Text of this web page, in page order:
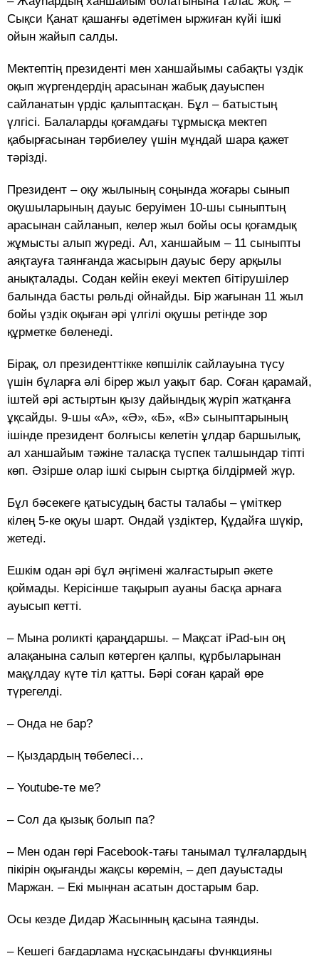
Сықси Қанат қашанғы әдетімен ыржиған күйі ішкі
ойын жайып салды.
Мектептің президенті мен ханшайымы сабақты үздік
оқып жүргендердің арасынан жабық дауыспен
сайланатын үрдіс қалыптасқан. Бұл – батыстың
үлгісі. Балаларды қоғамдағы тұрмысқа мектеп
қабырғасынан тәрбиелеу үшін мұндай шара қажет
тәрізді.
Президент – оқу жылының соңында жоғары сынып
оқушыларының дауыс беруімен 10-шы сыныптың
арасынан сайланып, келер жыл бойы осы қоғамдық
жұмысты алып жүреді. Ал, ханшайым – 11 сыныпты
аяқтауға таянғанда жасырын дауыс беру арқылы
анықталады. Содан кейін екеуі мектеп бітірушілер
балында басты рөльді ойнайды. Бір жағынан 11 жыл
бойы үздік оқыған әрі үлгілі оқушы ретінде зор
құрметке бөленеді.
Бірақ, ол президенттікке көпшілік сайлауына түсу
үшін бұларға әлі бірер жыл уақыт бар. Соған қарамай,
іштей әрі астыртын қызу дайындық жүріп жатқанға
ұқсайды. 9-шы «А», «Ә», «Б», «В» сыныптарының
ішінде президент болғысы келетін ұлдар баршылық,
ал ханшайым тәжіне таласқа түспек талшындар тіпті
көп. Әзірше олар ішкі сырын сыртқа білдірмей жүр.
Бұл бәсекеге қатысудың басты талабы – үміткер
кілең 5-ке оқуы шарт. Ондай үздіктер, Құдайға шүкір,
жетеді.
Ешкім одан әрі бұл әңгімені жалғастырып әкете
қоймады. Керісінше тақырып ауаны басқа арнаға
ауысып кетті.
– Мына роликті қараңдаршы. – Мақсат iPad-ын оң
алақанына салып көтерген қалпы, құрбыларынан
мақұлдау күте тіл қатты. Бәрі соған қарай өре
түрегелді.
– Онда не бар?
– Қыздардың төбелесі…
– Youtube-те ме?
– Сол да қызық болып па?
– Мен одан гөрі Facebook-тағы танымал тұлғалардың
пікірін оқығанды жақсы көремін, – деп дауыстады
Маржан. – Екі мыңнан асатын достарым бар.
Осы кезде Дидар Жасынның қасына таянды.
– Кешегі бағдарлама нұсқасындағы функцияны